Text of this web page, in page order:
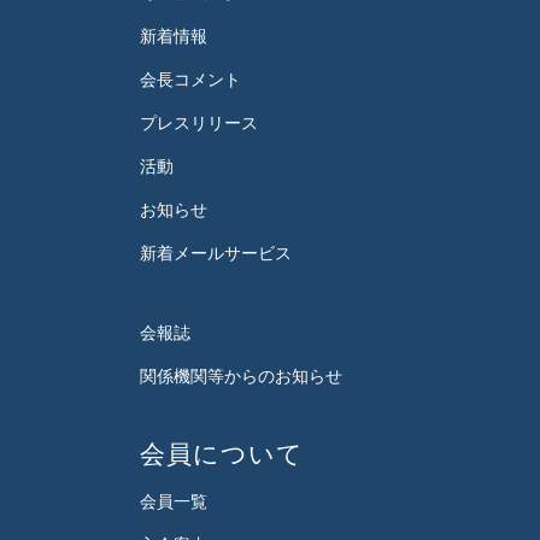
新着情報
会長コメント
プレスリリース
活動
お知らせ
新着メールサービス
会報誌
関係機関等からのお知らせ
会員について
会員一覧